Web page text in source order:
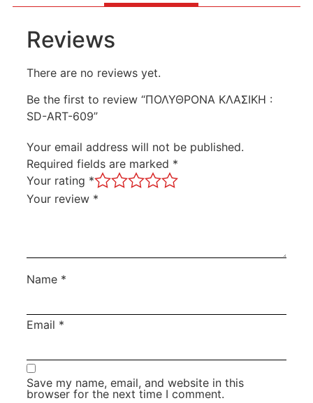
Reviews
There are no reviews yet.
Be the first to review “ΠΟΛΥΘΡΟΝΑ ΚΛΑΣΙΚΗ :
SD-ART-609”
Your email address will not be published.
Required fields are marked *
Your rating *
Your review *
Name *
Email *
Save my name, email, and website in this
browser for the next time I comment.